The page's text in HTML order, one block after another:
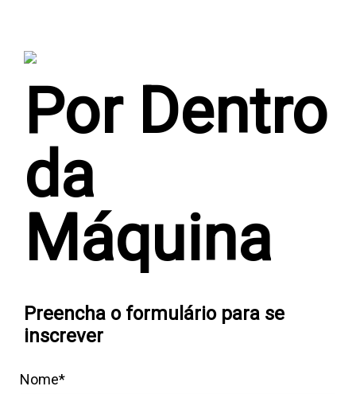
Por Dentro
da
Máquina
Preencha o formulário para se
inscrever
Nome*